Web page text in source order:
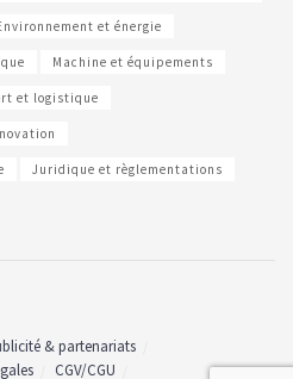
et énergie
Machine et équipements
et logistique
Juridique et règlementations
& partenariats
CGV/CGU